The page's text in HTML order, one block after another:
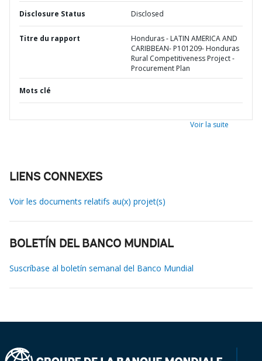
Disclosure Status Disclosed
Titre du rapport
Honduras - LATIN AMERICA AND
CARIBBEAN- P101209- Honduras
Rural Competitiveness Project -
Procurement Plan
Mots clé
Voir la suite
LIENS CONNEXES
Voir les documents relatifs au(x) projet(s)
BOLETÍN DEL BANCO MUNDIAL
Suscríbase al boletín semanal del Banco Mundial